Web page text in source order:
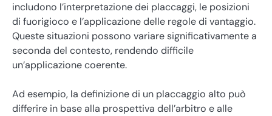
includono l’interpretazione dei placcaggi, le posizioni
di fuorigioco e l’applicazione delle regole di vantaggio.
Queste situazioni possono variare significativamente a
seconda del contesto, rendendo difficile
un’applicazione coerente.
Ad esempio, la definizione di un placcaggio alto può
differire in base alla prospettiva dell’arbitro e alle